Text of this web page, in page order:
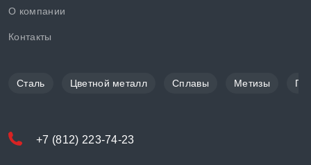
О компании
Контакты
Сталь Цветной металл Сплавы Метизы
+7 (812) 223-74-23